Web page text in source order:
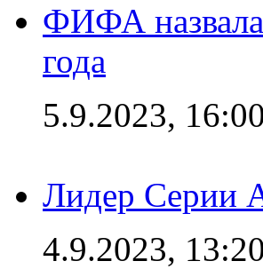
ФИФА назвала
года
5.9.2023, 16:00
Лидер Серии
4.9.2023, 13:20